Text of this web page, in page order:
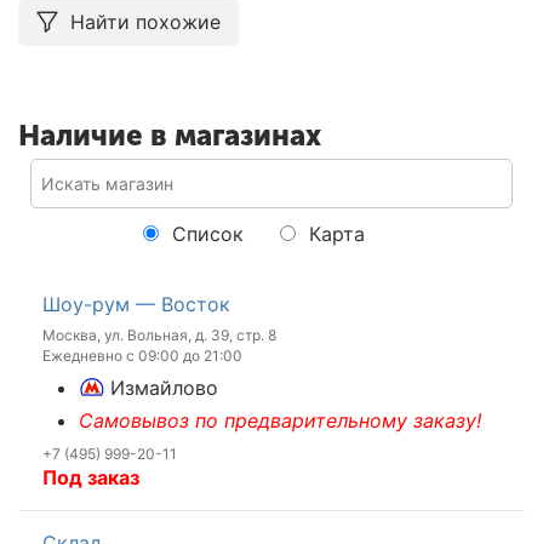
Найти похожие
Наличие в магазинах
Список Карта
Шоу-рум — Восток
Москва, ул. Вольная, д. 39, стр. 8
Ежедневно с 09:00 до 21:00
Измайлово
Самовывоз по предварительному заказу!
+7 (495) 999-20-11
Под заказ